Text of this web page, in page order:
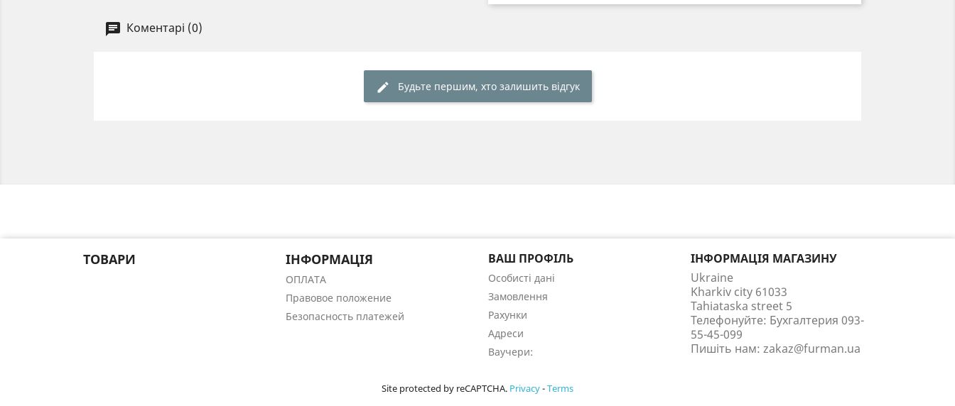
Коментарі (0)
Будьте першим, хто залишить відгук
ТОВАРИ ІНФОРМАЦІЯ
ОПЛАТА
Правовое положение
Безопасность платежей
ВАШ ПРОФІЛЬ
Особисті дані
Замовлення
Рахунки
Адреси
Ваучери:
ІНФОРМАЦІЯ МАГАЗИНУ
Ukraine
Kharkiv city 61033
Tahiataska street 5
Телефонуйте: Бухгалтерия 093-
55-45-099
Пишіть нам: zakaz@furman.ua
Site protected by reCAPTCHA. Privacy-Terms